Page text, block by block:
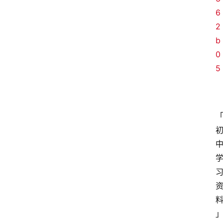
6
2
b
0
5
「
初
中
学
习
资
料
」